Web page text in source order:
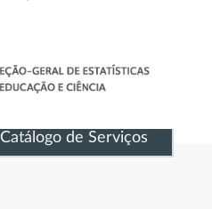
Catálogo de Serviços